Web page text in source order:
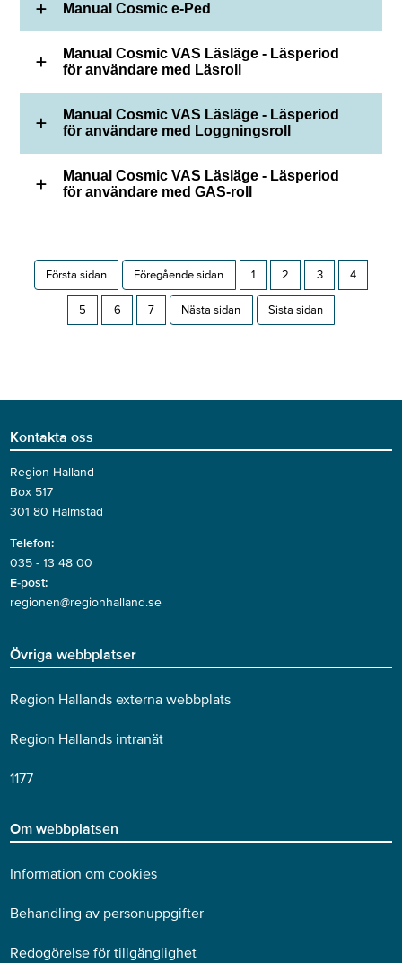
Manual Cosmic e-Ped
Manual Cosmic VAS Läsläge - Läsperiod
för användare med Läsroll
Manual Cosmic VAS Läsläge - Läsperiod
för användare med Loggningsroll
Manual Cosmic VAS Läsläge - Läsperiod
för användare med GAS-roll
Första sidan Föregående sidan 1 2 3 4
5 6 7 Nästa sidan Sista sidan
Kontakta oss
Region Halland
Box 517
301 80 Halmstad
Telefon:
035 - 13 48 00
E-post:
regionen@regionhalland.se
Övriga webbplatser
Region Hallands externa webbplats
Region Hallands intranät
1177
Om webbplatsen
Information om cookies
Behandling av personuppgifter
Redogörelse för tillgänglighet